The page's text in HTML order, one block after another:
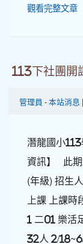
觀看完整文章
113下社團開
管理員 - 本站消息
潛龍國小
資訊】 此
(年級) 招生
上課 上課
1 二01 樂活
32人 2/